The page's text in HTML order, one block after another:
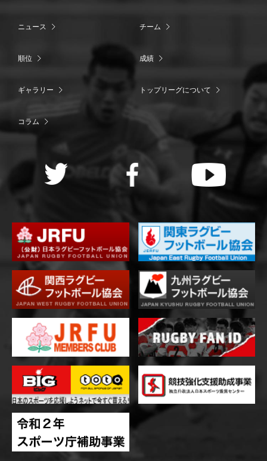
ニュース チーム
順位 成績
ギャラリー トップリーグについて
コラム